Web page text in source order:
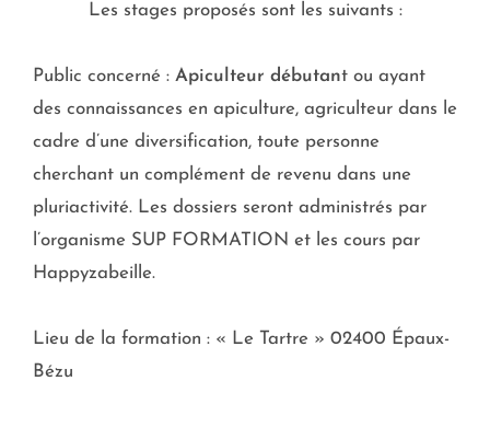
Les stages proposés sont les suivants :
Public concerné : Apiculteur débutant ou ayant
des connaissances en apiculture, agriculteur dans le
cadre d’une diversification, toute personne
cherchant un complément de revenu dans une
pluriactivité. Les dossiers seront administrés par
l’organisme SUP FORMATION et les cours par
Happyzabeille.
Lieu de la formation : « Le Tartre » 02400 Épaux-
Bézu